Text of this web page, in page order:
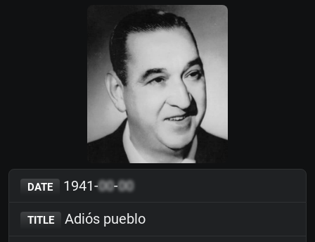
DATE 1941-00-00
TITLE Adiós pueblo